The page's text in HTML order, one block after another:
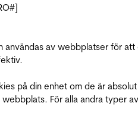
användas av webbplatser för att
på din enhet om de är absolut
För alla andra typer av